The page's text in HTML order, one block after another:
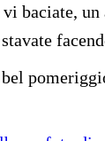
baciate, un